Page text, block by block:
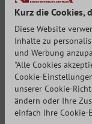
Kurz die Cookies,
Diese Website
Inhalte zu
und Werbung
"Alle Cookies
Cookie-
unserer Cookie-
ändern oder Ihre
einfach Ihre Cookie-